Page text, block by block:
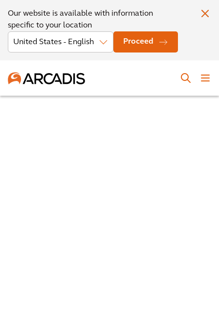
Our website is available with information
specific to your location
Proceed